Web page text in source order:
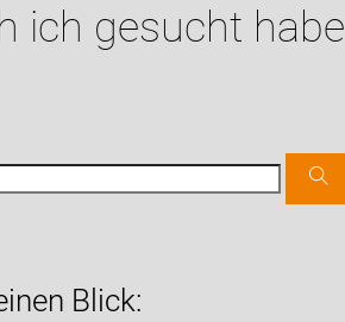
ich gesucht habe
Blick: